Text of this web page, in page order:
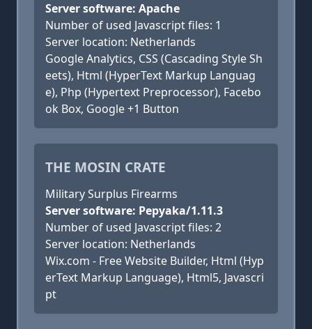
Server software: Apache
Number of used Javascript files: 1
Server location: Netherlands
Google Analytics, CSS (Cascading Style Sh
eets), Html (HyperText Markup Languag
e), Php (Hypertext Preprocessor), Facebo
ok Box, Google +1 Button
THE MOSIN CRATE
Military Surplus Firearms
Server software: Pepyaka/1.11.3
Number of used Javascript files: 2
Server location: Netherlands
Wix.com - Free Website Builder, Html (Hyp
erText Markup Language), Html5, Javascri
pt